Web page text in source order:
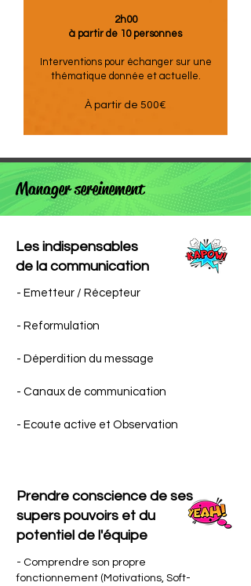
2h00
à partir de 10 personnes
Interventions pour échanger sur une
thématique donnée et actuelle.
À partir de 500€
Manager sereinement
Les indispensables
de la communication
- Emetteur / Récepteur
- Reformulation
- Déperdition du message
- Canaux de communication
- Ecoute active et Observation
Prendre conscience de ses
supers pouvoirs et du
potentiel de l'équipe
- Comprendre son propre
fonctionnement (Motivations, Soft-